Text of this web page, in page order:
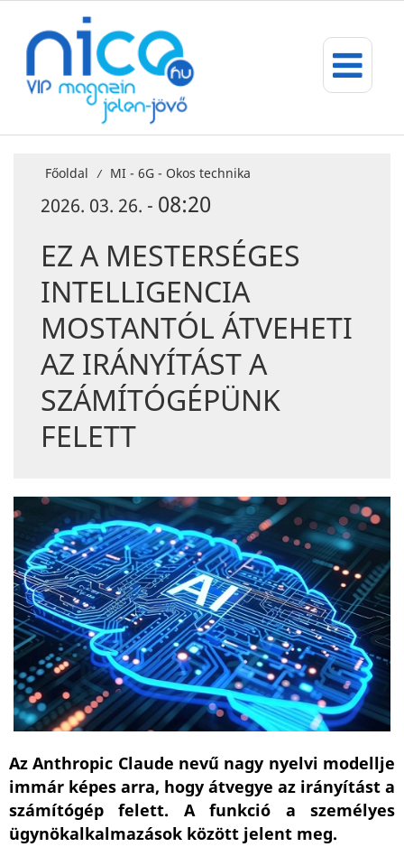
Főoldal / MI - 6G - Okos technika
2026. 03. 26. - 08:20
EZ A MESTERSÉGES
INTELLIGENCIA
MOSTANTÓL ÁTVEHETI
AZ IRÁNYÍTÁST A
SZÁMÍTÓGÉPÜNK
FELETT
Az Anthropic Claude nevű nagy nyelvi modellje
immár képes arra, hogy átvegye az irányítást a
számítógép felett. A funkció a személyes
ügynökalkalmazások között jelent meg.